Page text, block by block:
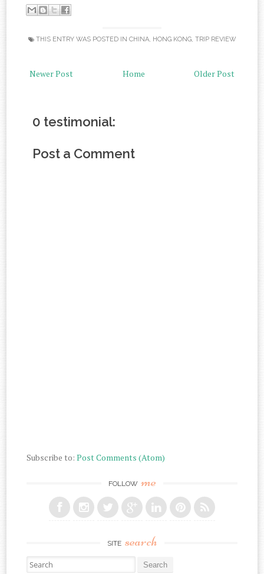
THIS ENTRY WAS POSTED IN CHINA, HONG KONG, TRIP REVIEW
Newer Post Older Post
Home
0 testimonial:
Post a Comment
Subscribe to:Post Comments (Atom)
FOLLOW me
SITE search
Search for: